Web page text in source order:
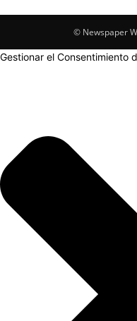
© Newspaper
Gestionar el Consentimiento